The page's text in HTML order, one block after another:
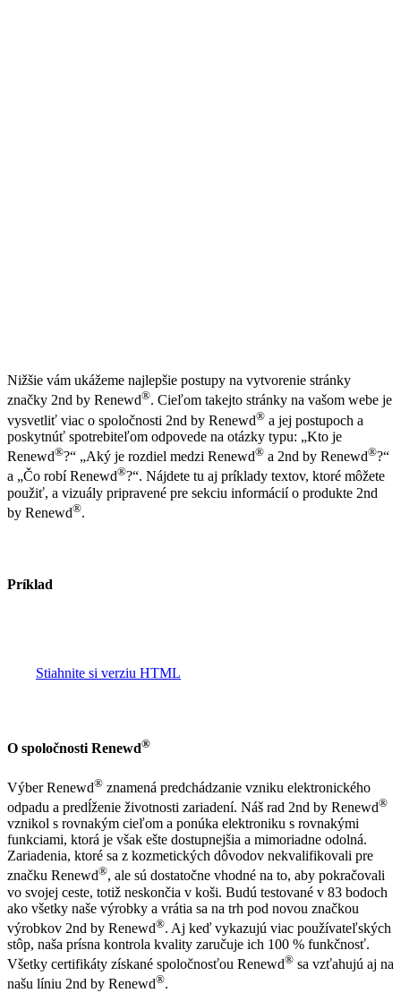
Nižšie vám ukážeme najlepšie postupy na vytvorenie stránky
značky 2nd by Renewd®. Cieľom takejto stránky na vašom webe je
vysvetliť viac o spoločnosti 2nd by Renewd® a jej postupoch a
poskytnúť spotrebiteľom odpovede na otázky typu: „Kto je
Renewd®?“ „Aký je rozdiel medzi Renewd® a 2nd by Renewd®?“
a „Čo robí Renewd®?“. Nájdete tu aj príklady textov, ktoré môžete
použiť, a vizuály pripravené pre sekciu informácií o produkte 2nd
by Renewd®.
Príklad
Stiahnite si verziu HTML
O spoločnosti Renewd®
Výber Renewd® znamená predchádzanie vzniku elektronického
odpadu a predĺženie životnosti zariadení. Náš rad 2nd by Renewd®
vznikol s rovnakým cieľom a ponúka elektroniku s rovnakými
funkciami, ktorá je však ešte dostupnejšia a mimoriadne odolná.
Zariadenia, ktoré sa z kozmetických dôvodov nekvalifikovali pre
značku Renewd®, ale sú dostatočne vhodné na to, aby pokračovali
vo svojej ceste, totiž neskončia v koši. Budú testované v 83 bodoch
ako všetky naše výrobky a vrátia sa na trh pod novou značkou
výrobkov 2nd by Renewd®. Aj keď vykazujú viac používateľských
stôp, naša prísna kontrola kvality zaručuje ich 100 % funkčnosť.
Všetky certifikáty získané spoločnosťou Renewd® sa vzťahujú aj na
našu líniu 2nd by Renewd®.